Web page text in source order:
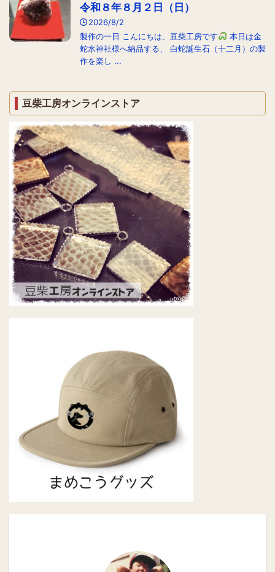
令和８年８月２日（日）
2026/8/2
製作の一日 こんにちは、豆柴工房です
本日は金
蛇水神社様へ納品する、 白蛇誕生石（十二月）の製
作を楽し ...
豆柴工房オンラインストア